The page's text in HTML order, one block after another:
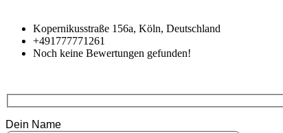
Kopernikusstraße 156a, Köln, Deutschland
+491777771261
Noch keine Bewertungen gefunden!
Dein Name